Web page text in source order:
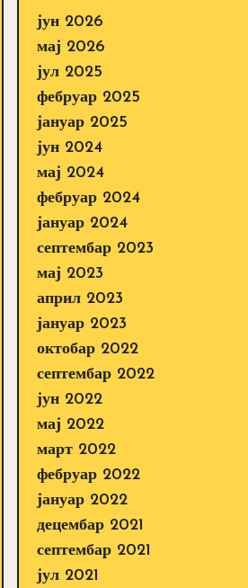
јун 2026
мај 2026
јул 2025
фебруар 2025
јануар 2025
јун 2024
мај 2024
фебруар 2024
јануар 2024
септембар 2023
мај 2023
април 2023
јануар 2023
октобар 2022
септембар 2022
јун 2022
мај 2022
март 2022
фебруар 2022
јануар 2022
децембар 2021
септембар 2021
јул 2021